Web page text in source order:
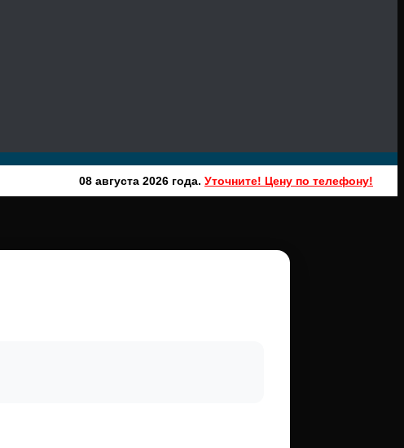
08 августа 2026 года. Уточните! Цену по телефону!